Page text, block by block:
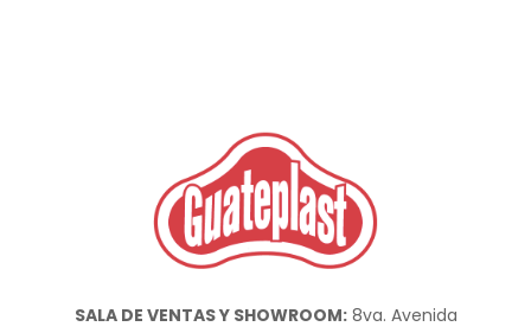
SALA DE VENTAS Y SHOWROOM:8va. Avenida